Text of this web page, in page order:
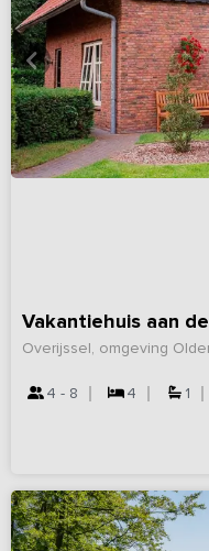
Vakantiehuis aan
Overijssel, omgeving
4 - 8 4 1